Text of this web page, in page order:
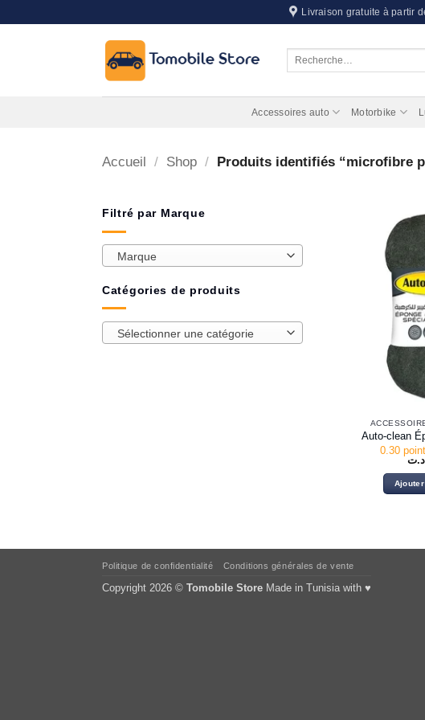
au
Livraison gratuite à partir
Accessoires auto Motorbike
Accueil / Shop / Produits identifiés “microfibre
Filtré par Marque
Marque
Catégories de produits
Sélectionner une catégorie
Auto-clean
0.30
د.ت
Politique de confidentialité Conditions générales de vente
Copyright 2026 © Tomobile Store Made in Tunisia with ♥